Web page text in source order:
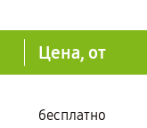
Цена, от
бесплатно